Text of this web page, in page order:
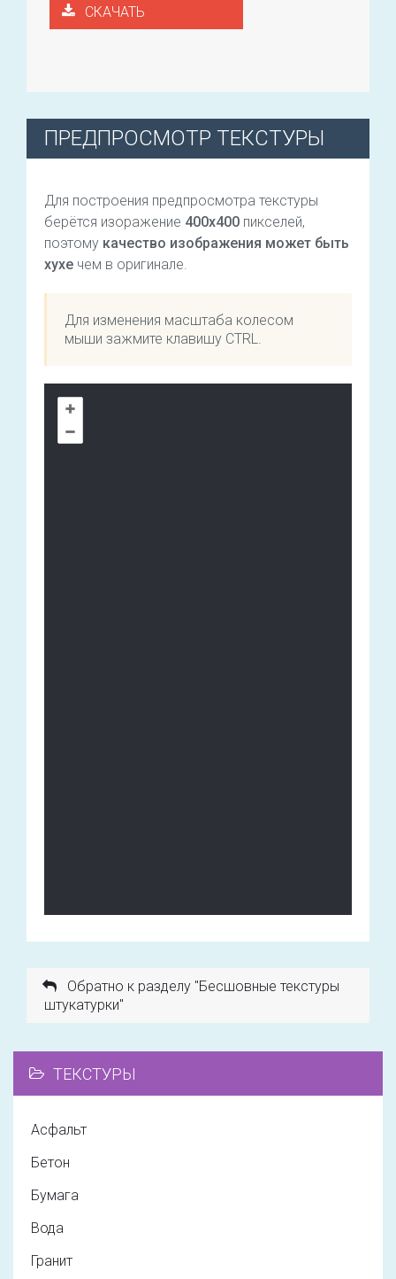
СКАЧАТЬ
ПРЕДПРОСМОТР ТЕКСТУРЫ
Для построения предпросмотра текстуры
берётся изоражение 400х400 пикселей,
поэтому качество изображения может быть
хухе чем в оригинале.
Для изменения масштаба колесом
мыши зажмите клавишу CTRL.
Обратно к разделу "Бесшовные текстуры
штукатурки"
ТЕКСТУРЫ
Асфальт
Бетон
Бумага
Вода
Гранит